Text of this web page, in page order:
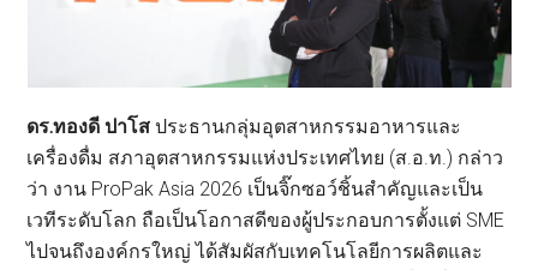
ดร.ทองดี ปาโส ประธานกลุ่มอุตสาหกรรมอาหารและ
เครื่องดื่ม สภาอุตสาหกรรมแห่งประเทศไทย (ส.อ.ท.) กล่าว
ว่า งาน ProPak Asia 2026 เป็นจิ๊กซอว์ชิ้นสำคัญและเป็น
เวทีระดับโลก ถือเป็นโอกาสดีของผู้ประกอบการตั้งแต่ SME
ไปจนถึงองค์กรใหญ่ ได้สัมผัสกับเทคโนโลยีการผลิตและ